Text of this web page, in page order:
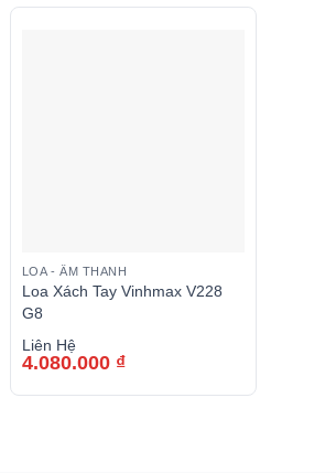
LOA - ÂM THANH
Loa Xách Tay Vinhmax V228
G8
4.080.000 ₫
Liên Hệ